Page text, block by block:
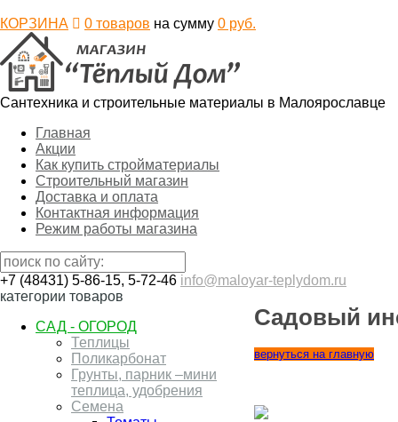
КОРЗИНА 0 товаров на сумму 0 руб.
Сантехника и строительные материалы в Малоярославце
Главная
Акции
Как купить стройматериалы
Строительный магазин
Доставка и оплата
Контактная информация
Режим работы магазина
+7 (48431) 5-86-15, 5-72-46 info@maloyar-teplydom.ru
категории товаров
САД - ОГОРОД
Теплицы
Поликарбонат
Грунты, парник –мини
теплица, удобрения
Семена
Садовый
вернуться на главную